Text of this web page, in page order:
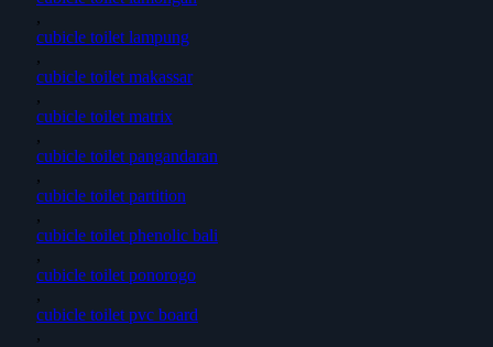
,
cubicle toilet lampung
,
cubicle toilet makassar
,
cubicle toilet matrix
,
cubicle toilet pangandaran
,
cubicle toilet partition
,
cubicle toilet phenolic bali
,
cubicle toilet ponorogo
,
cubicle toilet pvc board
,